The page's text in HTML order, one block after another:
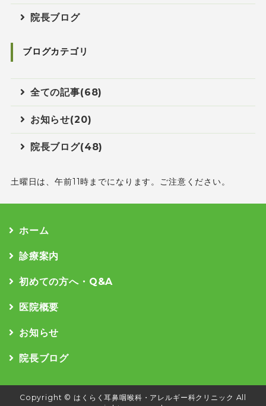
院長ブログ
ブログカテゴリ
全ての記事(68)
お知らせ(20)
院長ブログ(48)
土曜日は、午前11時までになります。ご注意ください。
ホーム
診療案内
初めての方へ・Q&A
医院概要
お知らせ
院長ブログ
Copyright ©はくらく耳鼻咽喉科・アレルギー科クリニック All